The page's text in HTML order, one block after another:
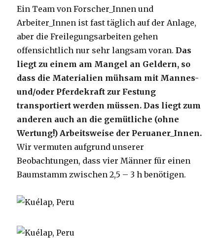
Ein Team von Forscher_Innen und
Arbeiter_Innen ist fast täglich auf der Anlage,
aber die Freilegungsarbeiten gehen
offensichtlich nur sehr langsam voran.Das
liegt zu einem am Mangel an Geldern, so
dass die Materialien mühsam mit Mannes-
und/oder Pferdekraft zur Festung
transportiert werden müssen. Das liegt zum
anderen auch an die gemütliche (ohne
Wertung!) Arbeitsweise der Peruaner_Innen.
Wir vermuten aufgrund unserer
Beobachtungen, dass vier Männer für einen
Baumstamm zwischen 2,5 – 3 h benötigen.